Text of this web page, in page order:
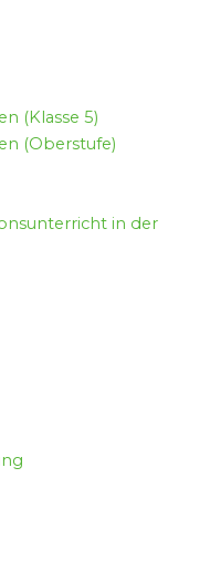
(Klasse 5)
(Oberstufe)
in der